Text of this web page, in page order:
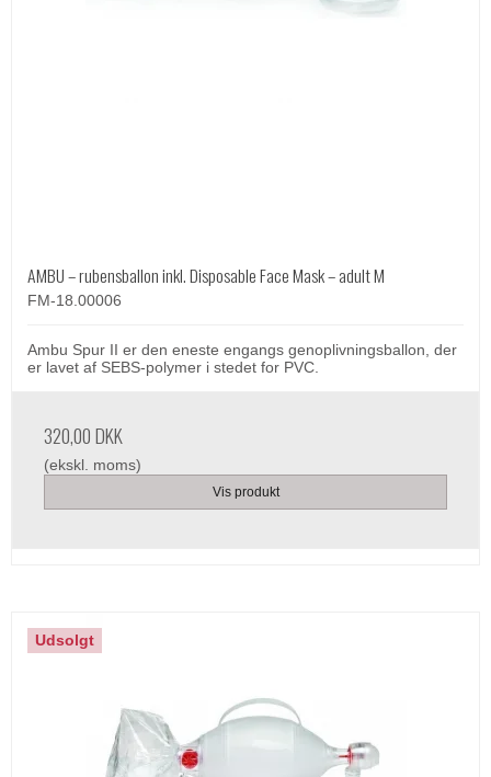
AMBU – rubensballon inkl. Disposable Face Mask – adult M
FM-18.00006
Ambu Spur II er den eneste engangs genoplivningsballon, der
er lavet af SEBS-polymer i stedet for PVC.
320,00 DKK
(ekskl. moms)
Vis produkt
Udsolgt